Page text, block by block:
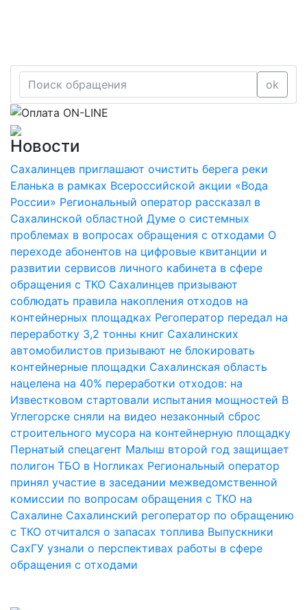
ok
Новости
Сахалинцев приглашают очистить берега реки
Еланька в рамках Всероссийской акции «Вода
России» Региональный оператор рассказал в
Сахалинской областной Думе о системных
проблемах в вопросах обращения с отходами О
переходе абонентов на цифровые квитанции и
развитии сервисов личного кабинета в сфере
обращения с ТКО Сахалинцев призывают
соблюдать правила накопления отходов на
контейнерных площадках Регоператор передал на
переработку 3,2 тонны книг Сахалинских
автомобилистов призывают не блокировать
контейнерные площадки Сахалинская область
нацелена на 40% переработки отходов: на
Известковом стартовали испытания мощностей В
Углегорске сняли на видео незаконный сброс
строительного мусора на контейнерную площадку
Пернатый спецагент Малыш второй год защищает
полигон ТБО в Ногликах Региональный оператор
принял участие в заседании межведомственной
комиссии по вопросам обращения с ТКО на
Сахалине Сахалинский регоператор по обращению
с ТКО отчитался о запасах топлива Выпускники
СахГУ узнали о перспективах работы в сфере
обращения с отходами